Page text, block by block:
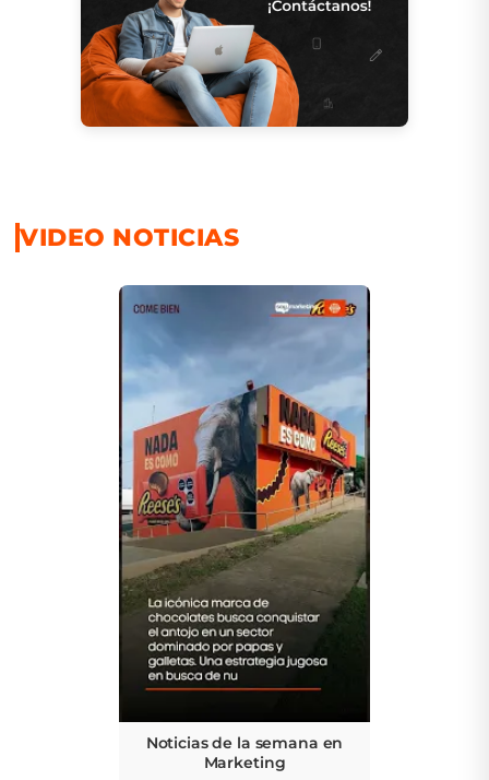
VIDEO NOTICIAS
Noticias de la semana en
Marketing